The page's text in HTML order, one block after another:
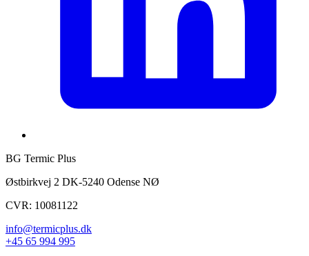
BG Termic Plus
Østbirkvej 2 DK-5240 Odense NØ
CVR: 10081122
info@termicplus.dk
+45 65 994 995